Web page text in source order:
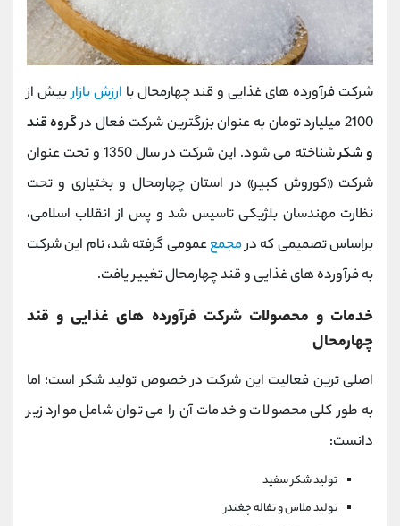
شرکت فرآورده های غذایی و قند چهارمحال با ارزش بازاربیش از
2100 میلیارد تومان به عنوان بزرگترین شرکت فعال در
گروه قند
و شکر
شناخته می شود. این شرکت در سال 1350 و تحت عنوان
شرکت «کوروش کبیر» در استان چهارمحال و بختیاری و تحت
نظارت مهندسان بلژیکی تاسیس شد و پس از انقلاب اسلامی،
براساس تصمیمی که درمجمععمومی گرفته شد، نام این شرکت
به فرآورده های غذایی و قند چهارمحال تغییر یافت.
خدمات و محصولات شرکت فرآورده های غذایی و قند
چهارمحال
اصلی ترین فعالیت این شرکت در خصوص تولید شکر است؛ اما
به طور کلی محصولات و خدمات آن را می توان شامل موارد زیر
دانست:
تولید شکر سفید
تولید ملاس و تفاله چغندر